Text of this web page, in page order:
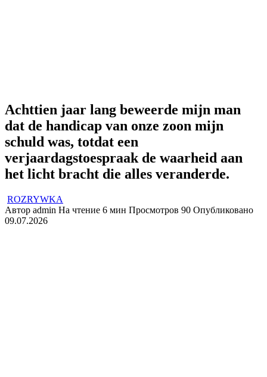
Achttien jaar lang beweerde mijn man
dat de handicap van onze zoon mijn
schuld was, totdat een
verjaardagstoespraak de waarheid aan
het licht bracht die alles veranderde.
ROZRYWKA
Автор admin На чтение 6 мин Просмотров 90 Опубликовано
09.07.2026